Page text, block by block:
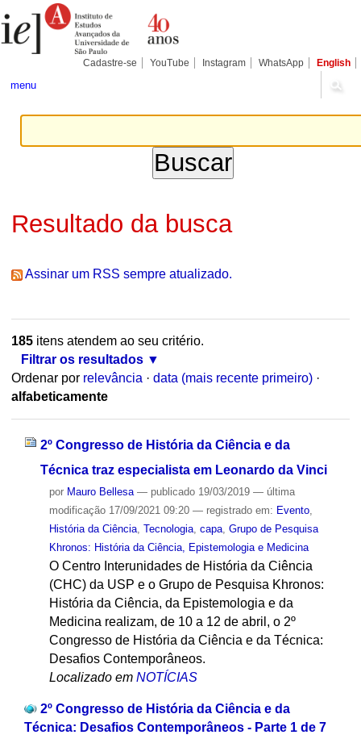
para
conteúdo.
Pessoais
Cadastre-se YouTube Instagram WhatsApp English
menu
Resultado da busca
Assinar um RSS sempre atualizado.
185itens atendem ao seu critério.
Filtrar os resultados
Ordenar por relevância · data (mais recente primeiro) ·
alfabeticamente
2º Congresso de História da Ciência e da
Técnica traz especialista em Leonardo da Vinci
por Mauro Bellesa — publicado19/03/2019 — última
modificação17/09/2021 09:20 — registrado em: Evento,
História da Ciência, Tecnologia, capa, Grupo de Pesquisa
Khronos: História da Ciência, Epistemologia e Medicina
O Centro Interunidades de História da Ciência
(CHC) da USP e o Grupo de Pesquisa Khronos:
História da Ciência, da Epistemologia e da
Medicina realizam, de 10 a 12 de abril, o 2º
Congresso de História da Ciência e da Técnica:
Desafios Contemporâneos.
Localizado em NOTÍCIAS
2º Congresso de História da Ciência e da
Técnica: Desafios Contemporâneos - Parte 1 de 7